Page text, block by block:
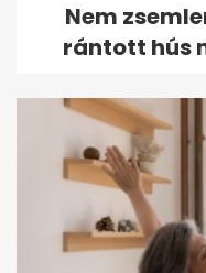
Nem
rántott hús